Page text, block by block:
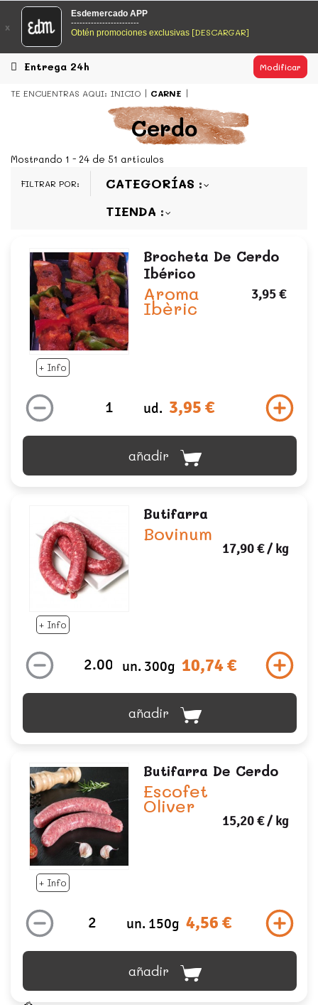
EsDeMercado.com
EsDeMercado.com
los mejores mercados de Barcelona y de productores
locales.
EsDeMercado.com
te lleva a casa los mejores productos de
los mejores mercados de Barcelona y de productores
x
Esdemercado APP
------------------------
Obtén promociones exclusivas [DESCARGAR]
Entrega 24h Modificar
TE ENCUENTRAS AQUI: INICIO CARNE
Cerdo
Mostrando 1 - 24 de 51 artículos
FILTRAR POR:
CATEGORÍAS
TIENDA
+ Info
Brocheta De Cerdo
Ibérico
Aroma
Ibèric
3,95 €
ud. 3,95 €
añadir
+ Info
Butifarra
Bovinum
17,90 €/ kg
un. 300g 10,74 €
añadir
+ Info
Butifarra De Cerdo
Escofet
Oliver
15,20 €/ kg
un. 150g 4,56 €
añadir